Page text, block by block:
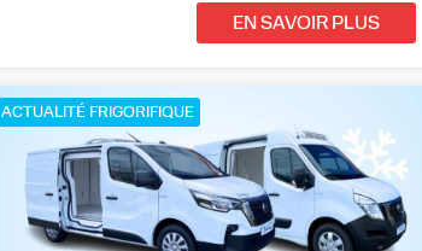
EN SAVOIR PLUS
ACTUALITÉ FRIGORIFIQUE